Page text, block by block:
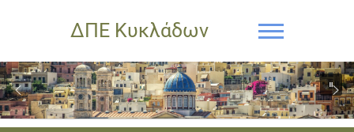
ΔΠΕ Κυκλάδων